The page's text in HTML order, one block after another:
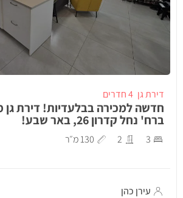
דירת גן 4 חדרים
חדשה למכירה בבלעדיות! דירת
ברח' נחל קדרון 26, באר שבע!
3
2 130 מ״ר
עירן כהן